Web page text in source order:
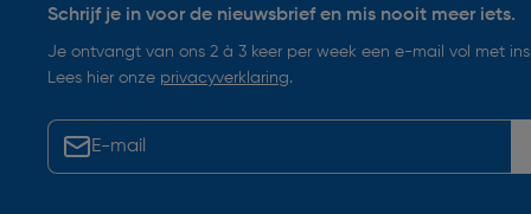
Schrijf je in voor de nieuwsbrief en mis nooit meer iets.
Je ontvangt van ons 2 à 3 keer per week een e-mail vol met
Lees hier onze privacyverklaring.